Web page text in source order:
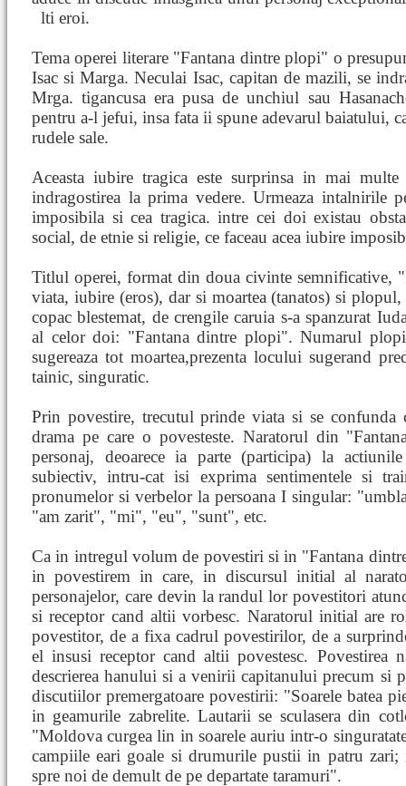
lti eroi.
Tema operei literare "Fantana dintre plopi" o
Isac si Marga. Neculai Isac, capitan de mazili, se
Mrga. tigancusa era pusa de unchiul sau
pentru a-l jefui, insa fata ii spune adevarul baiatului,
rudele sale.
Aceasta iubire tragica este surprinsa in mai
indragostirea la prima vedere. Urmeaza intalnirile
imposibila si cea tragica. intre cei doi existau
social, de etnie si religie, ce faceau acea iubire
Titlul operei, format din doua civinte semnificative,
viata, iubire (eros), dar si moartea (tanatos) si
copac blestemat, de crengile caruia s-a spanzurat
al celor doi: "Fantana dintre plopi". Numarul
sugereaza tot moartea,prezenta locului sugerand
tainic, singuratic.
Prin povestire, trecutul prinde viata si se confunda
drama pe care o povesteste. Naratorul din
personaj, deoarece ia parte (participa) la
subiectiv, intru-cat isi exprima sentimentele si
pronumelor si verbelor la persoana I singular:
"am zarit", "mi", "eu", "sunt", etc.
Ca in intregul volum de povestiri si in "Fantana
in povestirem in care, in discursul initial al
personajelor, care devin la randul lor povestitori
si receptor cand altii vorbesc. Naratorul initial are
povestitor, de a fixa cadrul povestirilor, de a
el insusi receptor cand altii povestesc. Povestirea
descrierea hanului si a venirii capitanului precum si
discutiilor premergatoare povestirii: "Soarele batea
in geamurile zabrelite. Lautarii se sculasera din
"Moldova curgea lin in soarele auriu intr-o
campiile eari goale si drumurile pustii in patru zari;
spre noi de demult de pe departate taramuri".